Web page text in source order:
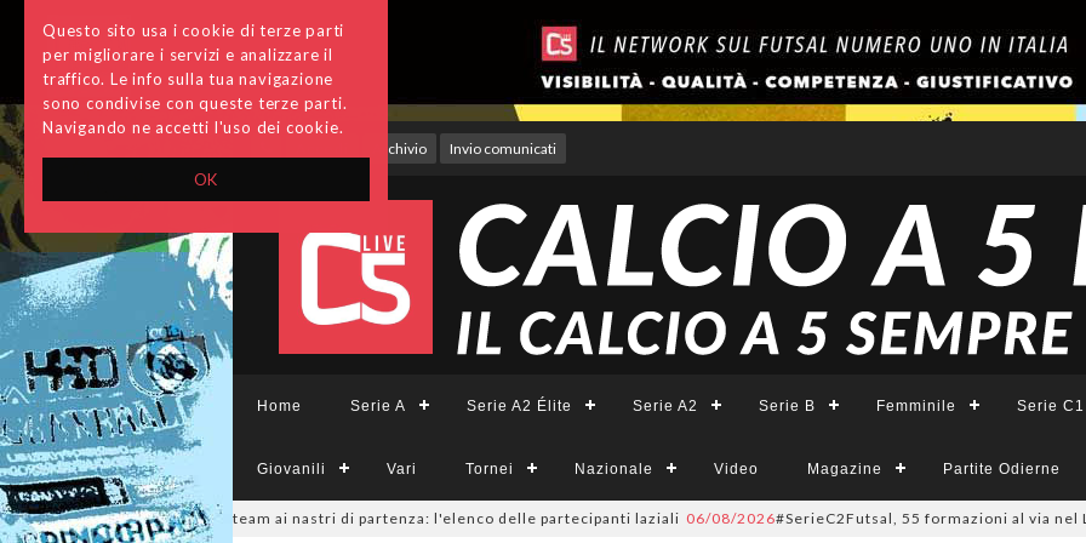
OK
Questo sito usa i cookie di terze parti
per migliorare i servizi e analizzare il
traffico. Le info sulla tua navigazione
sono condivise con queste terze parti.
Navigando ne accetti l'uso dei cookie.
Archivio Invio comunicati
Home Serie A Serie A2 Élite Serie A2 Serie B Femminile Serie C1
Giovanili Vari Tornei Nazionale Video Magazine Partite Odierne
sono 14 i team ai nastri di partenza: l'elenco delle partecipanti laziali 06/08/2026#SerieC2Futsal, 55 formazioni al via nel Lazio: la